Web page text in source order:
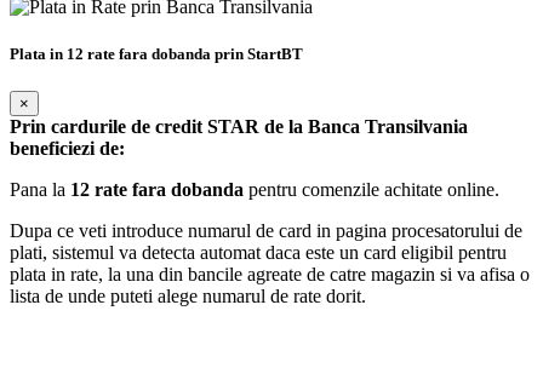
Plata in 12 rate fara dobanda prin StartBT
×
Prin cardurile de credit STAR de la Banca Transilvania
beneficiezi de:
Pana la 12 rate fara dobanda pentru comenzile achitate online.
Dupa ce veti introduce numarul de card in pagina procesatorului de
plati, sistemul va detecta automat daca este un card eligibil pentru
plata in rate, la una din bancile agreate de catre magazin si va afisa o
lista de unde puteti alege numarul de rate dorit.